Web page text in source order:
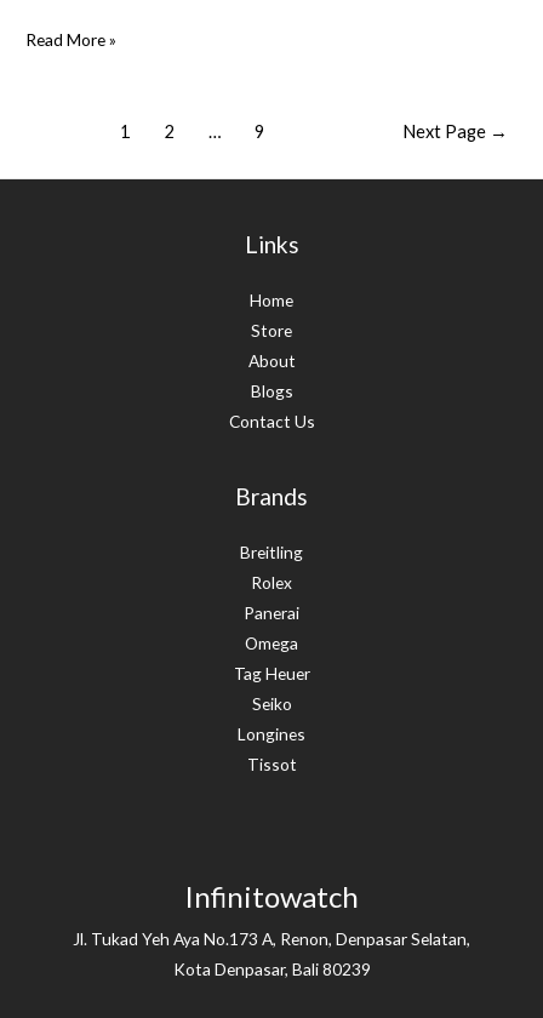
Kisah
Read More »
1 2 … 9 Next Page →
Links
Home
Store
About
Blogs
Contact Us
Brands
Breitling
Rolex
Panerai
Omega
Tag Heuer
Seiko
Longines
Tissot
Infinitowatch
Jl. Tukad Yeh Aya No.173 A, Renon, Denpasar Selatan,
Kota Denpasar, Bali 80239